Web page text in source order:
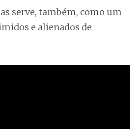
serve, também, como um
e alienados de